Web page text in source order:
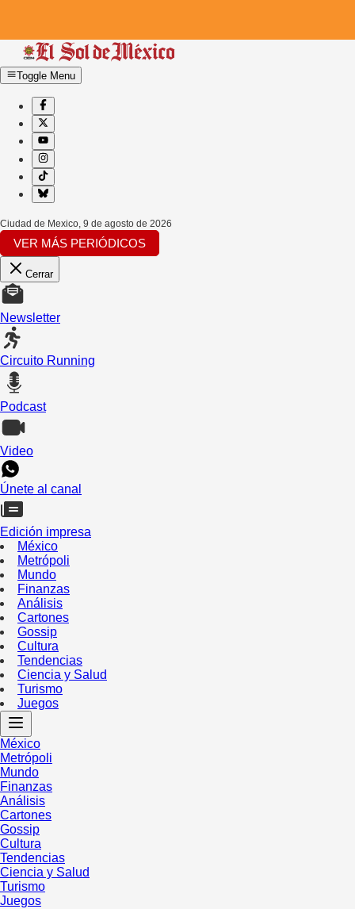
Toggle Menu
Ciudad de Mexico, 9 de agosto de 2026
VER MÁS PERIÓDICOS
Cerrar
Newsletter
Circuito Running
Podcast
Video
Únete al canal
Edición impresa
México
Metrópoli
Mundo
Finanzas
Análisis
Cartones
Gossip
Cultura
Tendencias
Ciencia y Salud
Turismo
Juegos
México
Metrópoli
Mundo
Finanzas
Análisis
Cartones
Gossip
Cultura
Tendencias
Ciencia y Salud
Turismo
Juegos